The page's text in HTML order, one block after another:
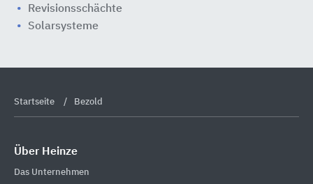
Revisionsschächte
Solarsysteme
Startseite Bezold
Über Heinze
Das Unternehmen